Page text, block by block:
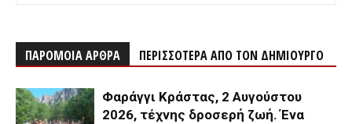
ΠΑΡΟΜΟΙΑ ΑΡΘΡΑ ΠΕΡΙΣΣΟΤΕΡΑ ΑΠΟ ΤΟΝ ΔΗΜΙΟΥΡΓΟ
Φαράγγι Κράστας, 2 Αυγούστου
2026, τέχνης δροσερή ζωή. Ένα